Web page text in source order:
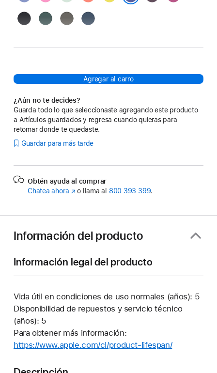
carambola
NegroVerdeGris
Azul
Agregar al carro
¿Aún no te decides?
Guarda todo lo que seleccionaste agregando este producto
a Artículos guardados y regresa cuando quieras para
retomar donde te quedaste.
Guardar para más tarde
Obtén ayuda al comprar
Chatea ahora (Se
nueva)
o llama al 800 393 399.
Información del producto
Información legal del producto
Vida útil en condiciones de uso normales (años): 5
Disponibilidad de repuestos y servicio técnico
(años): 5
Para obtener más información:
https://www.apple.com/cl/product-lifespan/(Se